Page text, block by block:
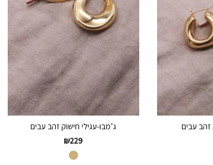
זהב עבים
ג’מבו-עגילי חישוק זהב עבים
₪229